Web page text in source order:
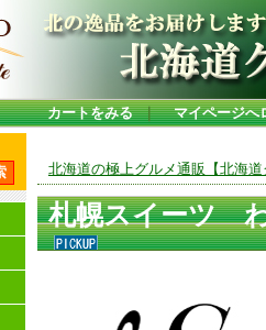
カートをみる｜ マイページへ
北海道の極上グルメ通販【北海道
札幌スイーツ